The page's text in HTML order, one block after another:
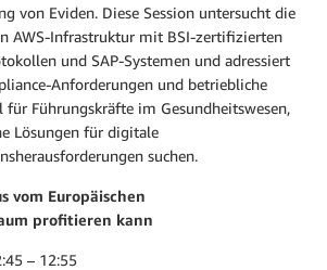
von Eviden. Diese Session untersucht die
AWS-Infrastruktur mit BSI-zertifizierten
und SAP-Systemen und adressiert
Anforderungen und betriebliche
für Führungskräfte im Gesundheitswesen,
Lösungen für digitale
suchen.
vom Europäischen
profitieren kann
– 12:55